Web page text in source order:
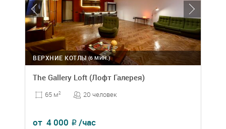
(6 МИН.)
ВЕРХНИЕ КОТЛЫ
The Gallery Loft (Лофт Галерея)
65 м2 20 человек
от 4 000 ₽ /час